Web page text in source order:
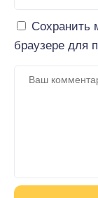
Сохранить
браузере для